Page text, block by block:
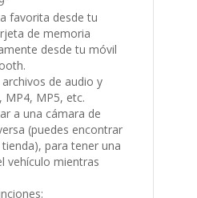
de memoria
desde tu móvil
de audio y
MP4, MP5, etc.
a una cámara de
(puedes encontrar
para tener una
vehículo mientras